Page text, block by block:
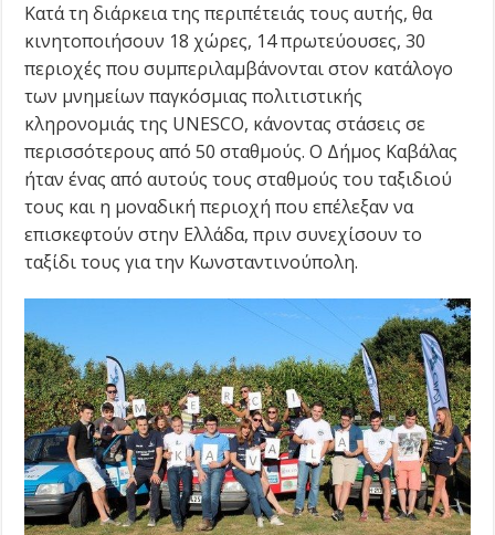
Κατά τη διάρκεια της περιπέτειάς τους αυτής, θα
κινητοποιήσουν 18 χώρες, 14 πρωτεύουσες, 30
περιοχές που συμπεριλαμβάνονται στον κατάλογο
των μνημείων παγκόσμιας πολιτιστικής
κληρονομιάς της UNESCO, κάνοντας στάσεις σε
περισσότερους από 50 σταθμούς. Ο Δήμος Καβάλας
ήταν ένας από αυτούς τους σταθμούς του ταξιδιού
τους και η μοναδική περιοχή που επέλεξαν να
επισκεφτούν στην Ελλάδα, πριν συνεχίσουν το
ταξίδι τους για την Κωνσταντινούπολη.